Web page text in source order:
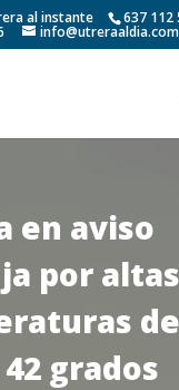
al instante 637 112
info@utreraaldia.com
en aviso
por altas
de
grados